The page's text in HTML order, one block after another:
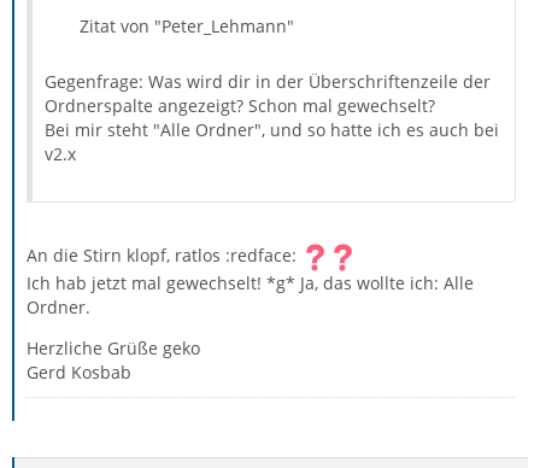
Zitat von "Peter_Lehmann"
Gegenfrage: Was wird dir in der Überschriftenzeile der
Ordnerspalte angezeigt? Schon mal gewechselt?
Bei mir steht "Alle Ordner", und so hatte ich es auch bei
v2.x
An die Stirn klopf, ratlos :redface:
Ich hab jetzt mal gewechselt! *g* Ja, das wollte ich: Alle
Ordner.
Herzliche Grüße geko
Gerd Kosbab